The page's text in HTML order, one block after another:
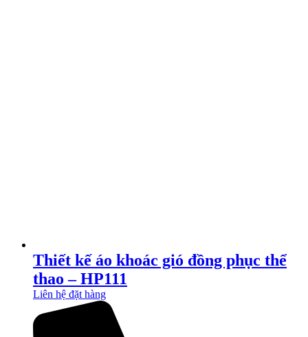
Thiết kế áo khoác gió đồng phục thể
thao – HP111
Liên hệ đặt hàng